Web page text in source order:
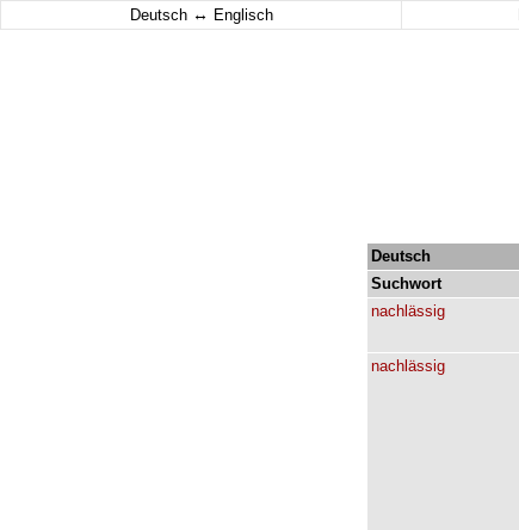
Deutsch ↔ Englisch
Deutsch
Suchwort
nachlässig
nachlässig